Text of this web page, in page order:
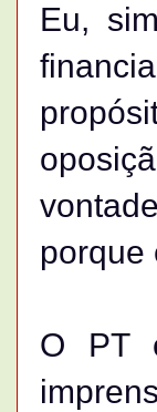
Eu,
porque
O PT